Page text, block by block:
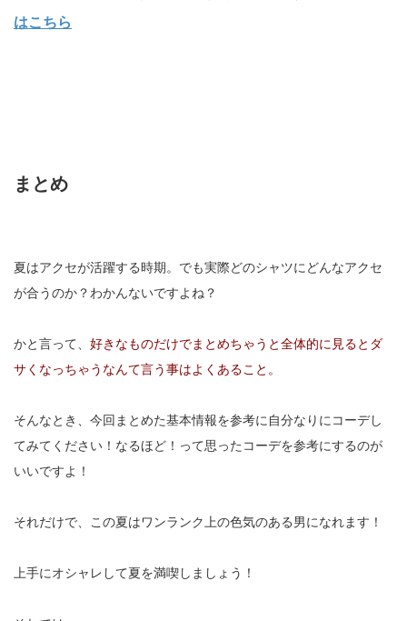
はこちら
まとめ
夏はアクセが活躍する時期。でも実際どのシャツにどんなアクセ
が合うのか？わかんないですよね？
かと言って、 好きなものだけでまとめちゃうと全体的に見るとダ
サくなっちゃうなんて言う事はよくあること。
そんなとき、今回まとめた基本情報を参考に自分なりにコーデし
てみてください！なるほど！って思ったコーデを参考にするのが
いいですよ！
それだけで、この夏はワンランク上の色気のある男になれます！
上手にオシャレして夏を満喫しましょう！